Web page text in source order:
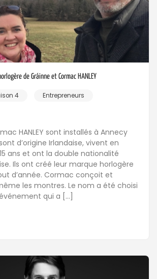
de Gráinne et Cormac HANLEY
4 Entrepreneurs
HANLEY sont installés à Annecy
d’origine Irlandaise, vivent en
ans et ont la double nationalité
Ils ont créé leur marque horlogère
d’année. Cormac conçoit et
les montres. Le nom a été choisi
qui a […]